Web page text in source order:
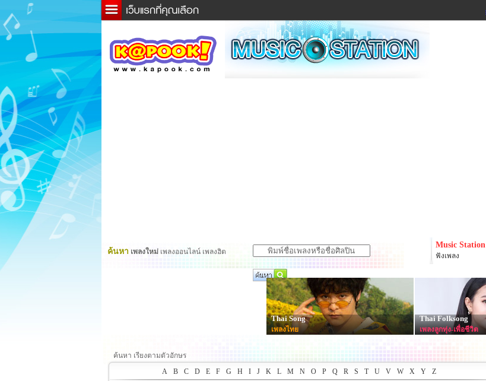
ข่าวด่วน ข่าวสั้น
ละคร
หนังใหม่
หมากรุกไทย
ค้นหา เพลงใหม่ เพลงออนไลน์ เพลงฮิต
Music Station
ฟังเพลง
Thai Song
เพลงไทย
Thai Folksong
เพลงลูกทุ่ง-เพื่อชีวิต
ค้นหา เรียงตามตัวอักษร
A
B C D E F G H I J K L M N O P Q R S T U V W X Y Z